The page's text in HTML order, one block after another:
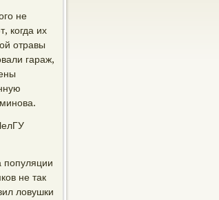
не
когда их
отравы
гараж,
популяции
не так
ловушки